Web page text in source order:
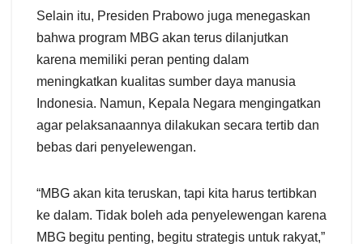
Selain itu, Presiden Prabowo juga menegaskan
bahwa program MBG akan terus dilanjutkan
karena memiliki peran penting dalam
meningkatkan kualitas sumber daya manusia
Indonesia. Namun, Kepala Negara mengingatkan
agar pelaksanaannya dilakukan secara tertib dan
bebas dari penyelewengan.
“MBG akan kita teruskan, tapi kita harus tertibkan
ke dalam. Tidak boleh ada penyelewengan karena
MBG begitu penting, begitu strategis untuk rakyat,”